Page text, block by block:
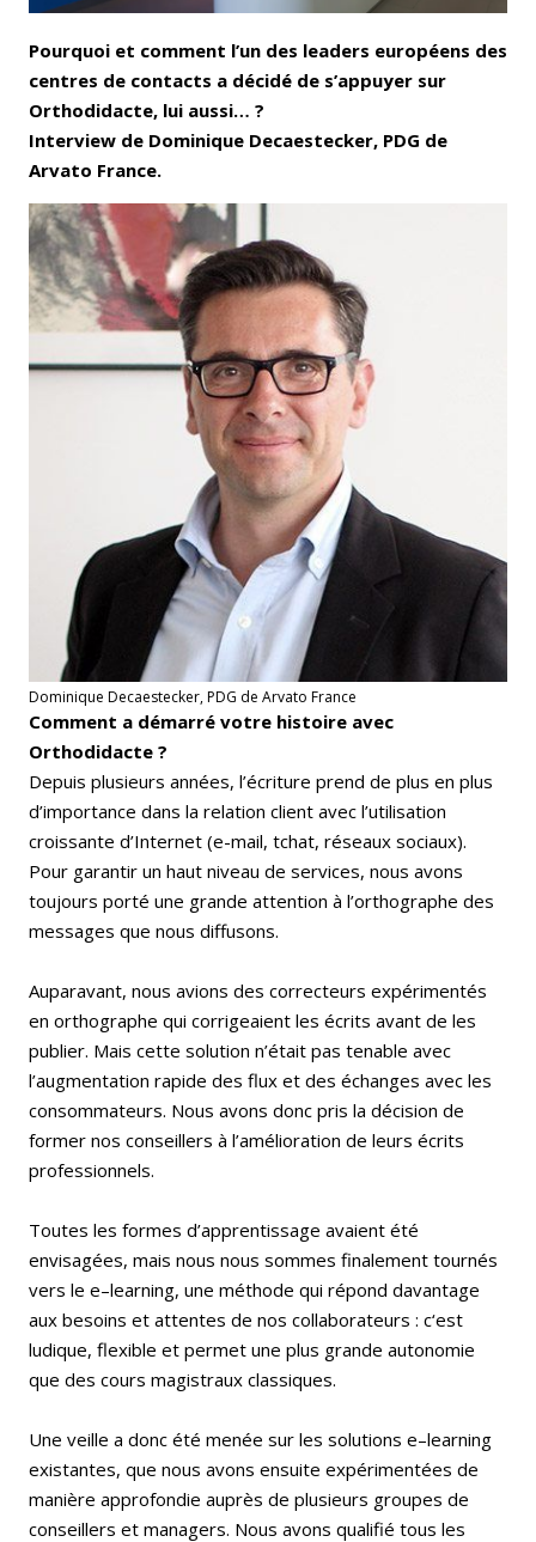
Pourquoi et comment l’un des leaders européens des
centres de contacts a décidé de s’appuyer sur
Orthodidacte, lui aussi… ?
Interview de Dominique Decaestecker, PDG de
Arvato France.
Dominique Decaestecker, PDG de Arvato France
Comment a démarré votre histoire avec
Orthodidacte ?
Depuis plusieurs années, l’écriture prend de plus en plus
d’importance dans la relation client avec l’utilisation
croissante d’Internet (e-mail, tchat, réseaux sociaux).
Pour garantir un haut niveau de services, nous avons
toujours porté une grande attention à l’orthographe des
messages que nous diffusons.
Auparavant, nous avions des correcteurs expérimentés
en orthographe qui corrigeaient les écrits avant de les
publier. Mais cette solution n’était pas tenable avec
l’augmentation rapide des flux et des échanges avec les
consommateurs. Nous avons donc pris la décision de
former nos conseillers à l’amélioration de leurs écrits
professionnels.
Toutes les formes d’apprentissage avaient été
envisagées, mais nous nous sommes finalement tournés
vers le e–learning, une méthode qui répond davantage
aux besoins et attentes de nos collaborateurs : c‘est
ludique, flexible et permet une plus grande autonomie
que des cours magistraux classiques.
Une veille a donc été menée sur les solutions e–learning
existantes, que nous avons ensuite expérimentées de
manière approfondie auprès de plusieurs groupes de
conseillers et managers. Nous avons qualifié tous les